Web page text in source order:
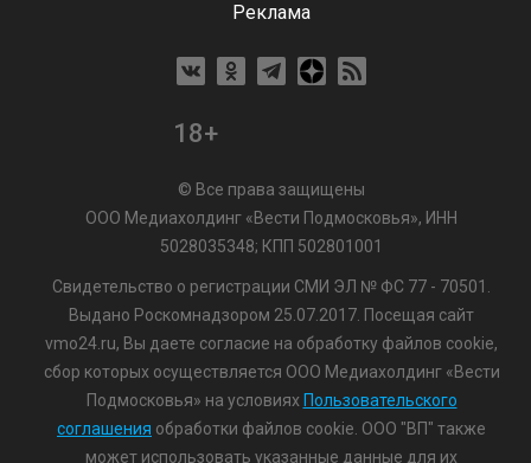
Реклама
18+
© Все права защищены
ООО Медиахолдинг «Вести Подмосковья», ИНН
5028035348; КПП 502801001
Свидетельство о регистрации СМИ ЭЛ № ФС 77 - 70501.
Выдано Роскомнадзором 25.07.2017. Посещая сайт
vmo24.ru, Вы даете согласие на обработку файлов cookie,
сбор которых осуществляется ООО Медиахолдинг «Вести
Подмосковья» на условиях Пользовательского
соглашения обработки файлов cookie. ООО "ВП" также
может использовать указанные данные для их